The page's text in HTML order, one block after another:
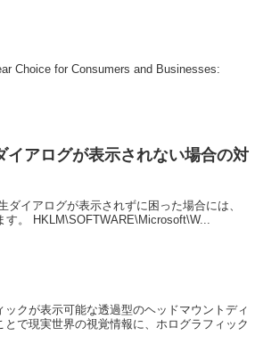
Choice for Consumers and Businesses:
アログが表示されない場合の対
イアログが表示されずに困った場合には、
。 HKLM\SOFTWARE\Microsoft\W...
クが表示可能な透過型のヘッドマウントディ
で現実世界の視覚情報に、ホログラフィック